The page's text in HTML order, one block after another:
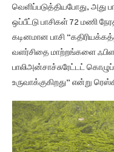
வெளிப்படுத்தியபோது, அது
ஒப்பீட்டு பாசிகள் 72 மணி
கடினமான பாசி
வளர்சிதை மாற்றங்களை
பாலிஅன்சாச்சுரேட்டட்
உருவாக்குகிறது” என்று